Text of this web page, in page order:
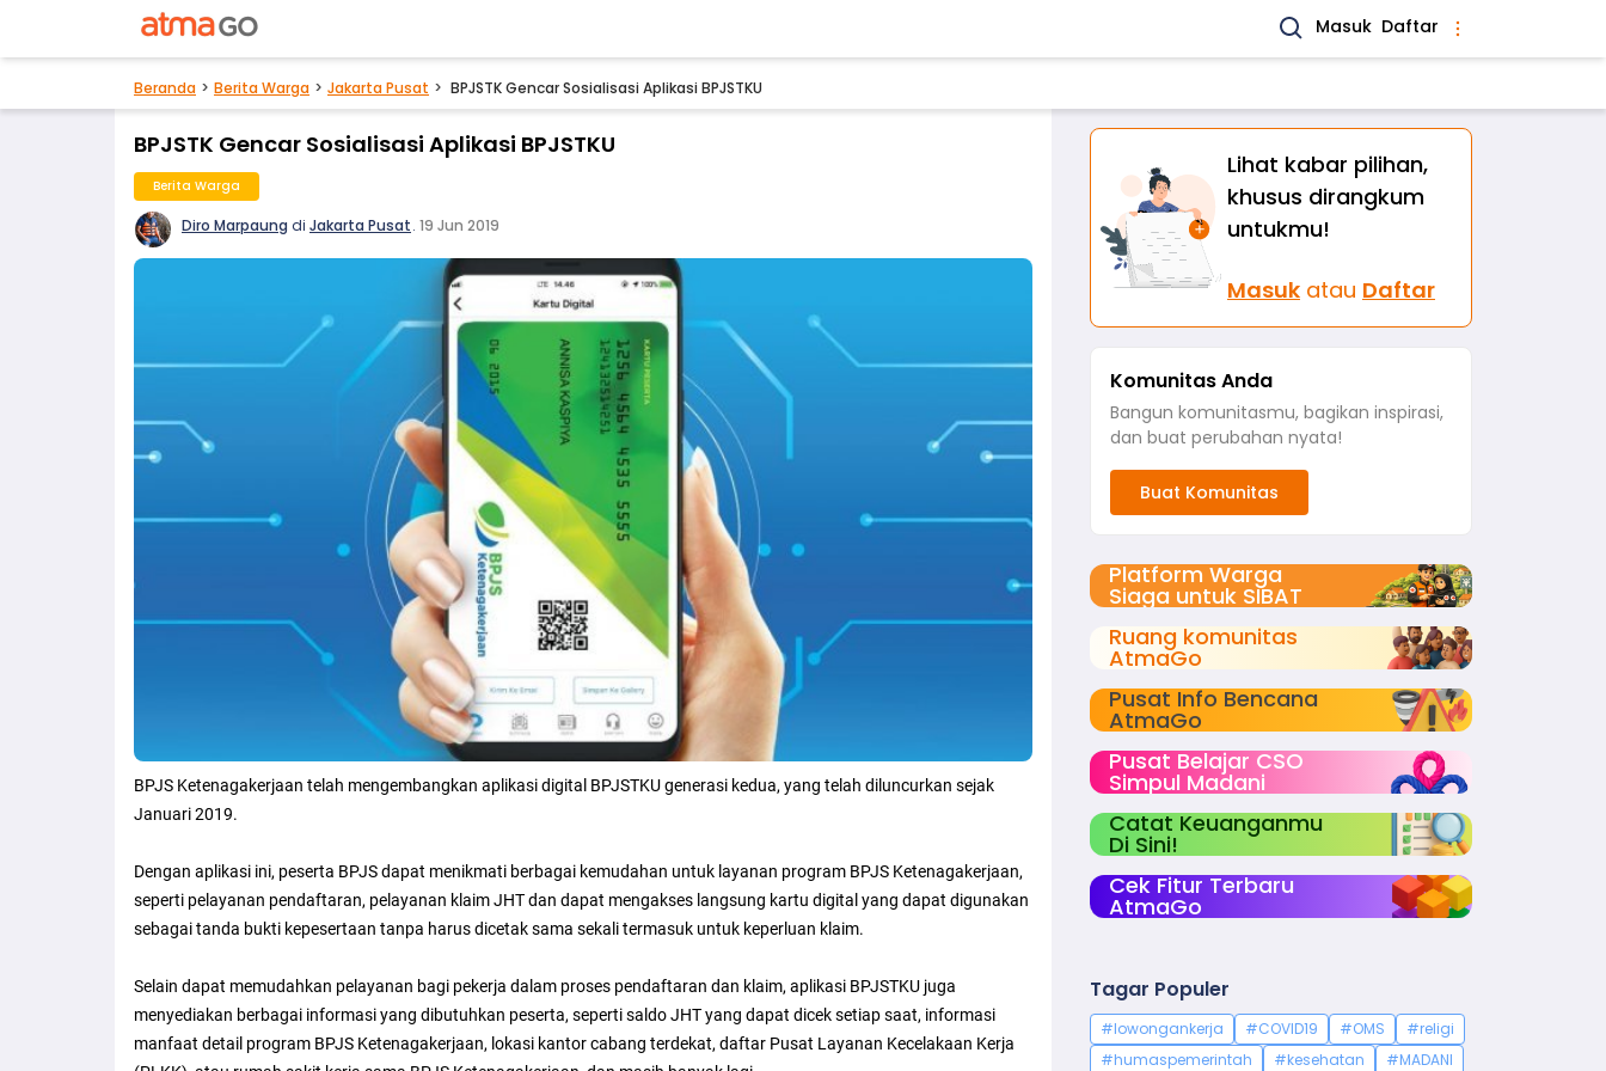
Masuk Daftar
Beranda Berita Warga Jakarta Pusat BPJSTK Gencar Sosialisasi Aplikasi BPJSTKU
BPJSTK Gencar Sosialisasi Aplikasi BPJSTKU
Berita Warga
Diro Marpaung di Jakarta Pusat. 19 Jun 2019
BPJS Ketenagakerjaan telah mengembangkan aplikasi digital BPJSTKU generasi kedua, yang telah diluncurkan sejak
Januari 2019.
Dengan aplikasi ini, peserta BPJS dapat menikmati berbagai kemudahan untuk layanan program BPJS Ketenagakerjaan,
seperti pelayanan pendaftaran, pelayanan klaim JHT dan dapat mengakses langsung kartu digital yang dapat digunakan
sebagai tanda bukti kepesertaan tanpa harus dicetak sama sekali termasuk untuk keperluan klaim.
Selain dapat memudahkan pelayanan bagi pekerja dalam proses pendaftaran dan klaim, aplikasi BPJSTKU juga
menyediakan berbagai informasi yang dibutuhkan peserta, seperti saldo JHT yang dapat dicek setiap saat, informasi
manfaat detail program BPJS Ketenagakerjaan, lokasi kantor cabang terdekat, daftar Pusat Layanan Kecelakaan Kerja
Lihat kabar pilihan,
khusus dirangkum
untukmu!
Masuk atau Daftar
Komunitas Anda
Bangun komunitasmu, bagikan inspirasi,
dan buat perubahan nyata!
Buat Komunitas
Platform Warga
Siaga untuk SIBAT
Ruang komunitas
AtmaGo
Pusat Info Bencana
AtmaGo
Pusat Belajar CSO
Simpul Madani
Catat Keuanganmu
Di Sini!
Cek Fitur Terbaru
AtmaGo
Tagar Populer
#lowongankerja #COVID19 #OMS
#religi
#humaspemerintah
#kesehatan #MADANI